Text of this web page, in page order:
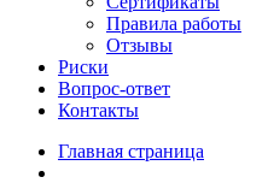
Правила работы
Отзывы
Риски
Вопрос-ответ
Контакты
Главная страница